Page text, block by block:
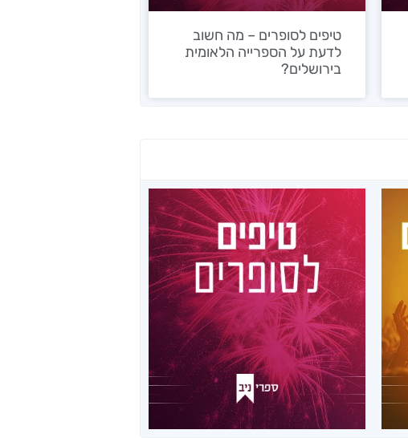
טיפים לסופרים – מה חשוב
לדעת על הספרייה הלאומית
בירושלים?
טיפים לכותבים
בכל שבוע, בתכנית הרדיו "סופרים
מספרים", יהודה ניב פותח את
השידור עם הפינה "טיפים לסופרים".
ריכזנו לכם כאן את הטיפים מערוץ
היוטיוב שלנו.
לרשימת הפרקים